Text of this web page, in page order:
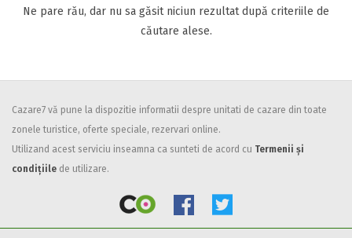
Selecteaza pretul
Facilități
Internet wireless
Parcare
All inclusive
Ne pare rău, dar nu sa găsit niciun rezultat după criteriile de
căutare alese.
Cazare7 vă pune la dispozitie informatii despre unitati de cazare din toate
zonele turistice, oferte speciale, rezervari online.
Utilizand acest serviciu inseamna ca sunteti de acord cu Termenii și
condițiile de utilizare.